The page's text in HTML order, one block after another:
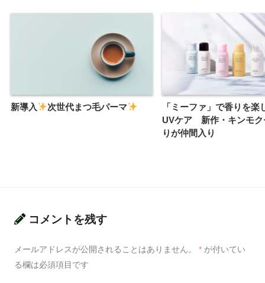
新導入 次世代まつ毛パーマ
「ミーファ」で香りを楽
UVケア 新作・キンモク
りが仲間入り
コメントを残す
メールアドレスが公開されることはありません。 * が付いてい
る欄は必須項目です